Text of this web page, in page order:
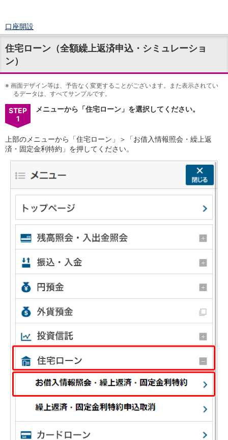
口座開設
ログイン
チャット
メニュー
商品・サービス
預金
円預金TOP
普通預金
定期預金
積立式定期預金
外貨預金 TOP
外貨普通預金
外貨定期預金
外貨普通預金積立
資産運用
証券口座開設
投信つみたて
NISA
金銭信託
取扱商品一覧
iDeCo・国民年金基金
iDeCo（個人型確定拠出年金）
国民年金基金
ロボアドバイザークラウドファンディング
WealthNavi for イオン銀行（ロボアドバイザー）
funds
まいクラウドファンディング
ローン
住宅ローン
新規お借入れの方
フラット35
リ・バース60
カードローン
目的別ローン
住宅ローン（全額繰上返済申込・シミュレーショ
ン）
※ 画面デザイン等は、予告なく変更することがございます。また表示されてい
るデータは、すべてサンプルです。
STEP
1
メニューから「住宅ローン」を選択してください。
上部のメニューから「住宅ローン」＞「お借入情報照会・繰上返
済・固定金利特約」を押してください。